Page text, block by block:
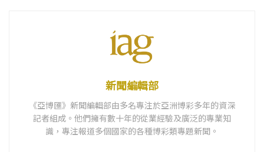
新聞編輯部
《亞博匯》新聞編輯部由多名專注於亞洲博彩多年的資深
記者組成。他們擁有數十年的從業經驗及廣泛的專業知
識，專注報道多個國家的各種博彩類專題新聞。